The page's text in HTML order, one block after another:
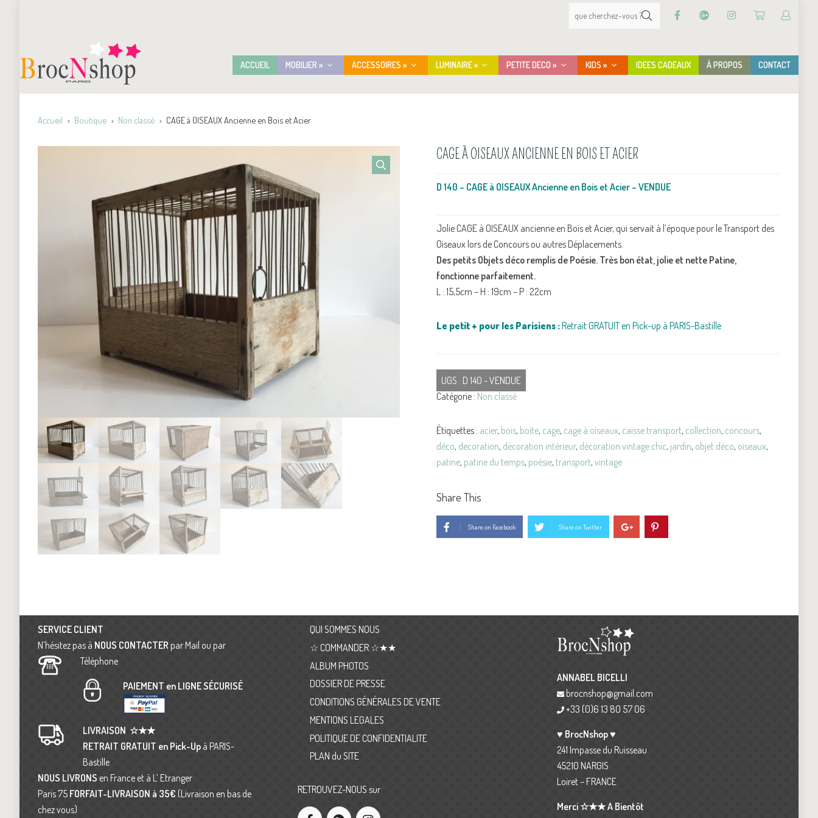
ACCUEIL MOBILIER » ACCESSOIRES » LUMINAIRE » PETITE DECO » KIDS » IDEES CADEAUX À PROPOS CONTACT
Accueil Boutique Non classé CAGE à OISEAUX Ancienne en Bois et Acier
CAGE À OISEAUX ANCIENNE EN BOIS ET ACIER
D 140 – CAGE à OISEAUX Ancienne en Bois et Acier – VENDUE
Jolie CAGE à OISEAUX ancienne en Bois et Acier, qui servait à l’époque pour le Transport des
Oiseaux lors de Concours ou autres Déplacements.
Des petits Objets déco remplis de Poésie. Très bon état, jolie et nette Patine,
fonctionne parfaitement.
L : 15,5cm – H : 19cm – P : 22cm
Le petit + pour les Parisiens :Retrait GRATUIT en Pick-up à PARIS-Bastille
UGS : D 140 - VENDUE
Catégorie : Non classé
Étiquettes : acier, bois, boite, cage, cage à oiseaux, caisse transport, collection, concours,
déco, decoration, décoration intérieur, décoration vintage chic, jardin, objet déco, oiseaux,
patine, patine du temps, poésie, transport, vintage
Share This
Share on Facebook Share on Twitter
SERVICE CLIENT
N’hésitez pas à NOUS CONTACTER par Mail ou par
Téléphone
PAIEMENT en LIGNE SÉCURISÉ
LIVRAISON ☆★★
RETRAIT GRATUIT en Pick-Up à PARIS-
Bastille
NOUS LIVRONS en France et à L’ Etranger
Paris 75 FORFAIT-LIVRAISON à 35€ (Livraison en bas de
chez vous)
QUI SOMMES NOUS
☆ COMMANDER ☆★★
ALBUM PHOTOS
DOSSIER DE PRESSE
CONDITIONS GÉNÉRALES DE VENTE
MENTIONS LEGALES
POLITIQUE DE CONFIDENTIALITE
PLAN du SITE
RETROUVEZ-NOUS sur
ANNABEL BICELLI
brocnshop@gmail.com
+33 (0)6 13 80 57 06
♥ BrocNshop ♥
241 Impasse du Ruisseau
45210 NARGIS
Loiret – FRANCE
Merci ☆★★ A Bientôt